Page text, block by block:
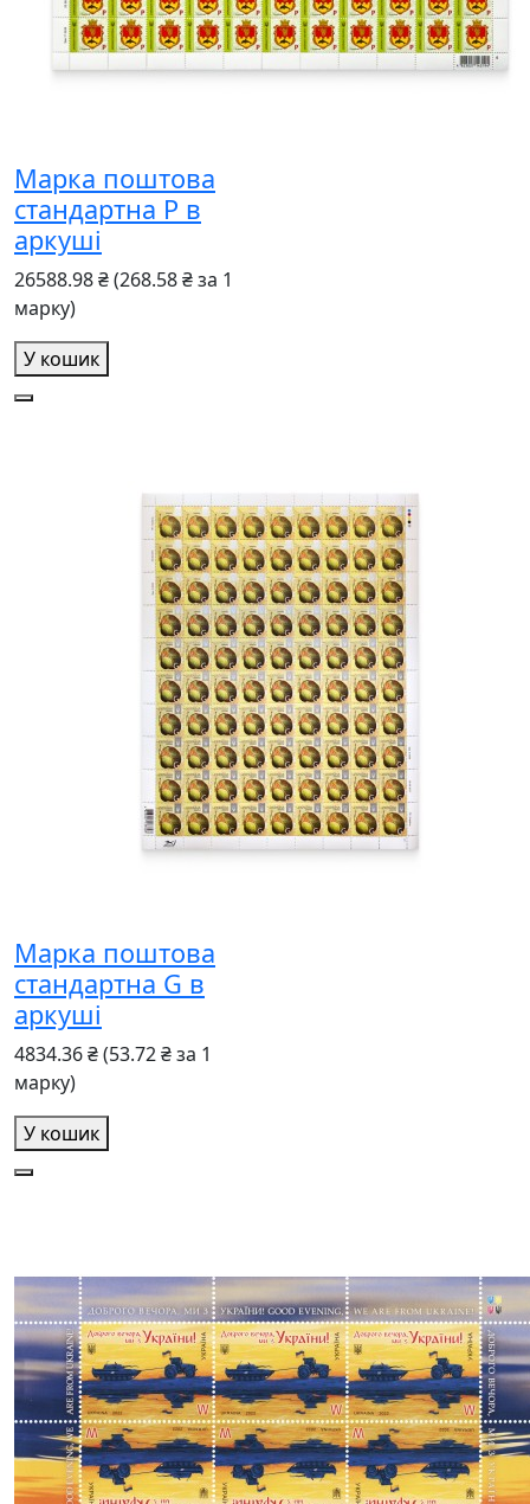
Марка поштова
стандартна Р в
аркуші
26588.98 ₴(268.58 ₴ за 1
марку)
У кошик
Марка поштова
стандартна G в
аркуші
4834.36 ₴(53.72 ₴ за 1
марку)
У кошик